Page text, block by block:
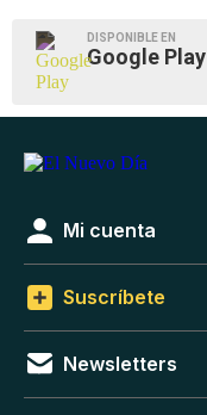
DISPONIBLE EN
Google Play
Mi cuenta
Suscríbete
Newsletters